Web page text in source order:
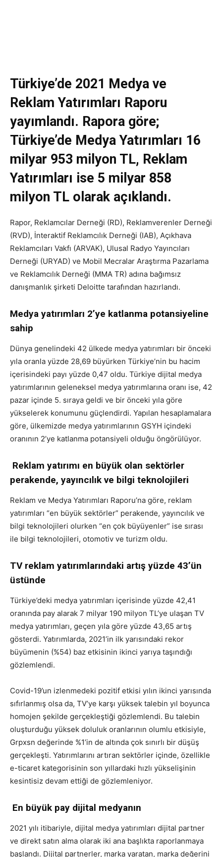
Türkiye’de 2021 Medya ve
Reklam Yatırımları Raporu
yayımlandı. Rapora göre;
Türkiye’de Medya Yatırımları 16
milyar 953 milyon TL, Reklam
Yatırımları ise 5 milyar 858
milyon TL olarak açıklandı.
Rapor, Reklamcılar Derneği (RD), Reklamverenler Derneği
(RVD), İnteraktif Reklamcılık Derneği (IAB), Açıkhava
Reklamcıları Vakfı (ARVAK), Ulusal Radyo Yayıncıları
Derneği (URYAD) ve Mobil Mecralar Araştırma Pazarlama
ve Reklamcılık Derneği (MMA TR) adına bağımsız
danışmanlık şirketi Deloitte tarafından hazırlandı.
Medya yatırımları 2’ye katlanma potansiyeline
sahip
Dünya genelindeki 42 ülkede medya yatırımları bir önceki
yıla oranla yüzde 28,69 büyürken Türkiye’nin bu hacim
içerisindeki payı yüzde 0,47 oldu. Türkiye dijital medya
yatırımlarının geleneksel medya yatırımlarına oranı ise, 42
pazar içinde 5. sıraya geldi ve bir önceki yıla göre
yükselerek konumunu güçlendirdi. Yapılan hesaplamalara
göre, ülkemizde medya yatırımlarının GSYH içindeki
oranının 2’ye katlanma potansiyeli olduğu öngörülüyor.
Reklam yatırımı en büyük olan sektörler
perakende, yayıncılık ve bilgi teknolojileri
Reklam ve Medya Yatırımları Raporu’na göre, reklam
yatırımları “en büyük sektörler” perakende, yayıncılık ve
bilgi teknolojileri olurken “en çok büyüyenler” ise sırası
ile bilgi teknolojileri, otomotiv ve turizm oldu.
TV reklam yatırımlarındaki artış yüzde 43’ün
üstünde
Türkiye’deki medya yatırımları içerisinde yüzde 42,41
oranında pay alarak 7 milyar 190 milyon TL’ye ulaşan TV
medya yatırımları, geçen yıla göre yüzde 43,65 artış
gösterdi. Yatırımlarda, 2021’in ilk yarısındaki rekor
büyümenin (%54) baz etkisinin ikinci yarıya taşındığı
gözlemlendi.
Covid-19’un izlenmedeki pozitif etkisi yılın ikinci yarısında
sıfırlanmış olsa da, TV’ye karşı yüksek talebin yıl boyunca
homojen şekilde gerçekleştiği gözlemlendi. Bu talebin
oluşturduğu yüksek doluluk oranlarının olumlu etkisiyle,
Grpxsn değerinde %1’in de altında çok sınırlı bir düşüş
gerçekleşti. Yatırımlarını artıran sektörler içinde, özellikle
e-ticaret kategorisinin son yıllardaki hızlı yükselişinin
kesintisiz devam ettiği de gözlemleniyor.
En büyük pay dijital medyanın
2021 yılı itibariyle, dijital medya yatırımları dijital partner
ve direkt satın alma olarak iki ana başlıkta raporlanmaya
başlandı. Dijital partnerler, marka yaratan, marka değerini